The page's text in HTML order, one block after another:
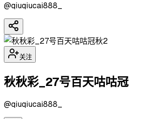
@qiuqiucai888_
秋2
关注
秋秋彩_27号百天咕咕冠
@qiuqiucai888_